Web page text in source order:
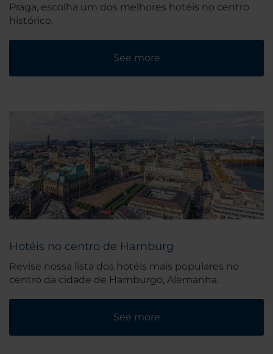
Praga, escolha um dos melhores hotéis no centro
histórico.
See more
Hotéis no centro de Hamburg
Revise nossa lista dos hotéis mais populares no
centro da cidade de Hamburgo, Alemanha.
See more